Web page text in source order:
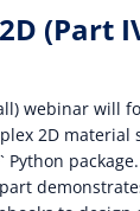
(Part
webinar will
2D material
Python